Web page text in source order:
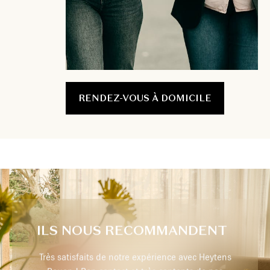
RENDEZ-VOUS À DOMICILE
ILS NOUS RECOMMANDENT
avec Heytens
Un grand choix de tissus et diverses. textures a